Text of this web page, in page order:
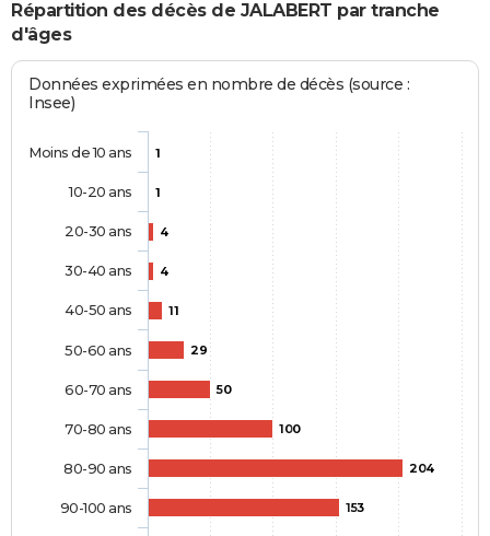
Répartition des décès de JALABERT par tranche
d'âges
Données exprimées en nombre de décès (source :
Insee)
1
1
4
4
11
29
50
100
204
153
Moins de 10 ans
10-20 ans
20-30 ans
30-40 ans
40-50 ans
50-60 ans
60-70 ans
70-80 ans
80-90 ans
90-100 ans